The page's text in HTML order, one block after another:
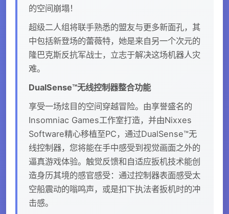
的空间崩塌！
超级二人组将联手熟悉的盟友与更多新面孔，其
中包括新登场的蕾薇特，她是来自另一个次元的
隆巴克斯反抗军战士，立志于解决这场机器人灾
难。
DualSense™无线控制器整合功能
享受一场炫目的空间穿越冒险。由享誉盛名的
Insomniac Games工作室打造，并由Nixxes
Software精心移植至PC，通过DualSense™无
线控制器，您将能在手中感受到视觉画面之外的
逼真游戏体验。触觉反馈和自适应扳机技术能创
造身历其境的感官感受：通过控制器表面感受太
空船震动的嗡鸣声，或是扣下执法者扳机时的冲
击感。